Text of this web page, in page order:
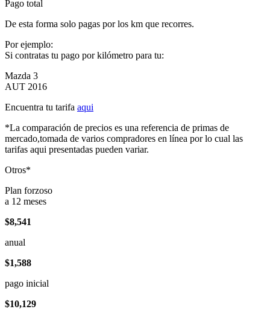
Pago total
De esta forma solo pagas por los km que recorres.
Por ejemplo:
Si contratas tu pago por kilómetro para tu:
Mazda 3
AUT 2016
Encuentra tu tarifa aqui
*La comparación de precios es una referencia de primas de
mercado,tomada de varios compradores en línea por lo cual las
tarifas aqui presentadas pueden variar.
Otros*
Plan forzoso
a 12 meses
$8,541
anual
$1,588
pago inicial
$10,129